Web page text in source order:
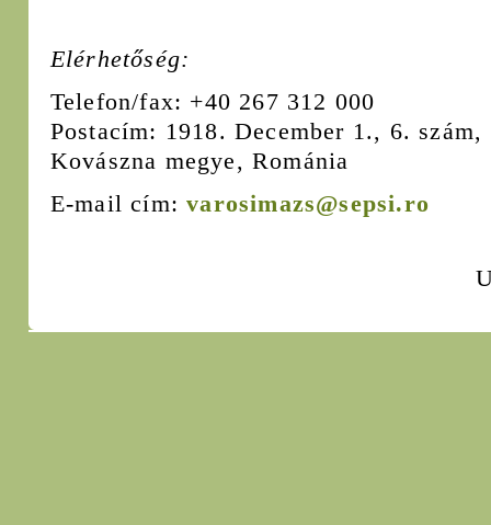
Elérhetőség:
Telefon/fax: +40 267 312 000
Postacím: 1918. December 1., 6.
Kovászna megye, Románia
E-mail cím:varosimazs@sepsi.ro